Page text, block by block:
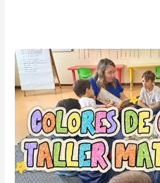
Llegó
el
otoño
comenzamos
a
crear
nuestro